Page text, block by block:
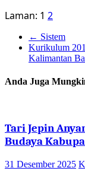
Laman: 1 2
← Sistem
Kurikulum
Kalimantan
Anda Juga
Tari Jepin
Budaya
31 Desember 2025